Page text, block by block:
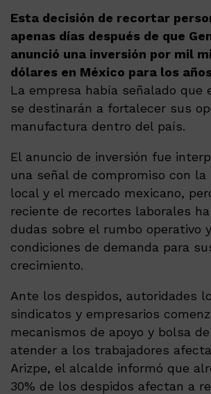
Esta decisión de recortar
apenas días después de que
anunció una inversión por mil
dólares en México para los
La empresa había señalado que
se destinarán a fortalecer sus
manufactura dentro del país.
El anuncio de inversión fue
una señal de compromiso con la
local y el mercado mexicano,
reciente de recortes laborales ha
dudas sobre el rumbo operativo
condiciones de demanda para
crecimiento.
Ante los despidos, autoridades
sindicatos y empresarios
mecanismos de apoyo y bolsa
atender a los trabajadores
Arizpe, el alcalde informó que
30% de los despidos afectan a